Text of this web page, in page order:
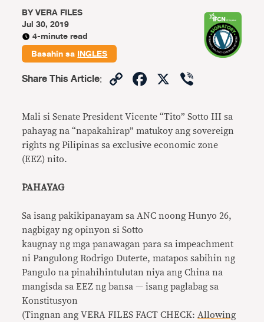
BYVERA FILES
Jul 30, 2019
4-minute read
Basahin saINGLES
Share This Article: CopyFacebook
X
Mali si Senate President Vicente “Tito” Sotto III sa
pahayag na “napakahirap” matukoy ang sovereign
rights ng Pilipinas sa exclusive economic zone
(EEZ) nito.
PAHAYAG
Sa isang pakikipanayam sa ANC noong Hunyo 26,
nagbigay ng opinyon si Sotto
kaugnay ng mga panawagan para sa impeachment
ni Pangulong Rodrigo Duterte, matapos sabihin ng
Pangulo na pinahihintulutan niya ang China na
mangisda sa EEZ ng bansa — isang paglabag sa
Konstitusyon
(Tingnan ang VERA FILES FACT CHECK: Allowing